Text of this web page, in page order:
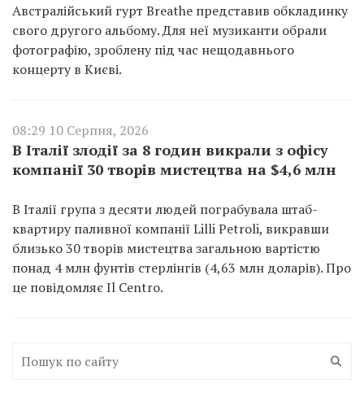
Австралійський гурт Breathe представив обкладинку
свого другого альбому. Для неї музиканти обрали
фотографію, зроблену під час нещодавнього
концерту в Києві.
08:29 10 Серпня, 2026
В Італії злодії за 8 годин викрали з офісу
компанії 30 творів мистецтва на $4,6 млн
В Італії група з десяти людей пограбувала штаб-
квартиру паливної компанії Lilli Petroli, викравши
близько 30 творів мистецтва загальною вартістю
понад 4 млн фунтів стерлінгів (4,63 млн доларів). Про
це повідомляє Il Centro.